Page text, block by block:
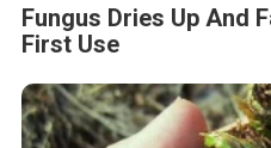
Fungus Dries Up And
First Use